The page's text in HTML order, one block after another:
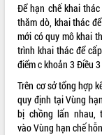
Để hạn chế khai
thăm dò, khai thác
mới có quy mô khai
trình khai thác để
điểm c khoản 3 Điều
Trên cơ sở tổng hợp
quy định tại Vùng
bị chồng lấn nhau,
vào Vùng hạn chế